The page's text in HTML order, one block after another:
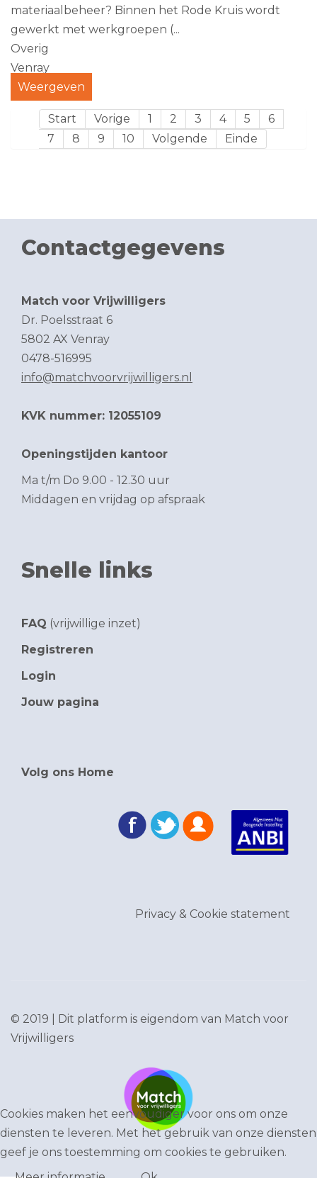
materiaalbeheer? Binnen het Rode Kruis wordt
gewerkt met werkgroepen (...
Overig
Venray
Weergeven
Start Vorige 1 2 3 4 5
6
7
8 9 10 Volgende Einde
Contactgegevens
Match voor Vrijwilligers
Dr. Poelsstraat 6
5802 AX Venray
0478-516995
info@matchvoorvrijwilligers.nl
KVK nummer: 12055109
Openingstijden kantoor
Ma t/m Do 9.00 - 12.30 uur
Middagen en vrijdag op afspraak
Snelle links
FAQ (vrijwillige inzet)
Registreren
Login
Jouw pagina
Volg ons Home
Privacy & Cookie statement
© 2019 | Dit platform is eigendom van Match voor
Vrijwilligers
Cookies maken het eenvoudiger voor ons om onze
diensten te leveren. Met het gebruik van onze diensten
geef je ons toestemming om cookies te gebruiken.